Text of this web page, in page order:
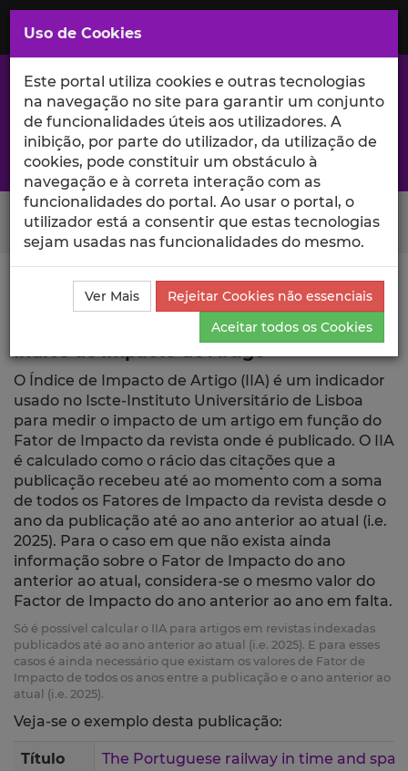
Saltar
para
Conteúdo
Principal
A excelência da investigação e ciência no Iscte
Search Button
Ciência_Iscte Publicações
Índice de Impacto de
O Índice de Impacto de Artigo (IIA) é um indicador
usado no Iscte-Instituto Universitário de Lisboa
para medir o impacto de um artigo em função do
Fator de Impacto da revista onde é publicado. O IIA
é calculado como o rácio das citações que a
publicação recebeu até ao momento com a soma
de todos os Fatores de Impacto da revista desde o
ano da publicação até ao ano anterior ao atual (i.e.
2025). Para o caso em que não exista ainda
informação sobre o Fator de Impacto do ano
anterior ao atual, considera-se o mesmo valor do
Factor de Impacto do ano anterior ao ano em falta.
Só é possível calcular o IIA para artigos em revistas indexadas
publicados até ao ano anterior ao atual (i.e. 2025). E para esses
casos é ainda necessário que existam os valores de Fator de
Impacto de todos os anos entre a publicação e o ano anterior ao
atual (i.e. 2025).
Veja-se o exemplo desta publicação:
Título The Portuguese railway in time and
Uso de Cookies
Este portal utiliza cookies e outras tecnologias
na navegação no site para garantir um conjunto
de funcionalidades úteis aos utilizadores. A
inibição, por parte do utilizador, da utilização de
cookies, pode constituir um obstáculo à
navegação e à correta interação com as
funcionalidades do portal. Ao usar o portal, o
utilizador está a consentir que estas tecnologias
sejam usadas nas funcionalidades do mesmo.
Ver Mais
Rejeitar Cookies não essenciais
Aceitar todos os Cookies